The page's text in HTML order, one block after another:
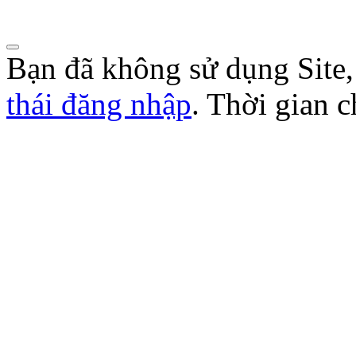
Bạn đã không sử dụng
thái đăng nhập. Thời gian